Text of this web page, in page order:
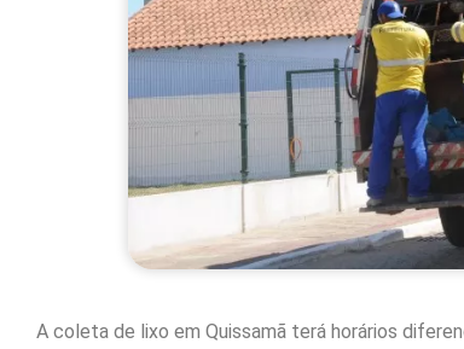
A coleta de lixo em Quissamã terá horários